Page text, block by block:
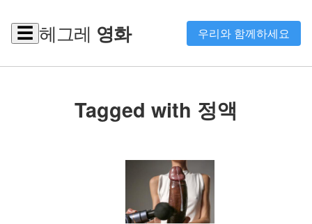
☰ 헤그레 영화 우리와 함께하세요
Tagged with 정액